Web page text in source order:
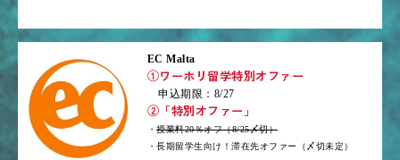
EC Malta
①ワーホリ留学特別オファー
申込期限：8/27
②「特別オファー」
・授業料20％オフ（8/25〆切）
・長期留学生向け！滞在先オファー（〆切未定）